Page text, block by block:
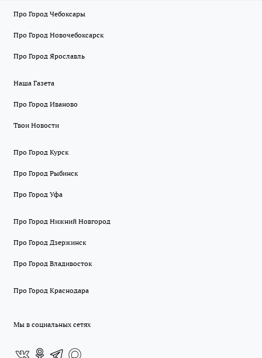
Про Город Чебоксары
Про Город Новочебоксарск
Про Город Ярославль
Наша Газета
Про Город Иваново
Твои Новости
Про Город Курск
Про Город Рыбинск
Про Город Уфа
Про Город Нижний Новгород
Про Город Дзержинск
Про Город Владивосток
Про Город Краснодара
Мы в социальных сетях